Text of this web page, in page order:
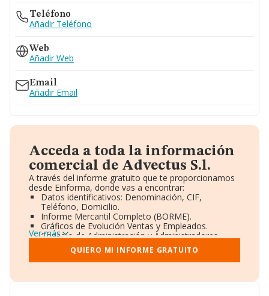
Teléfono
Añadir Teléfono
Web
Añadir Web
Email
Añadir Email
Acceda a toda la información
comercial de Advectus S.l.
A través del informe gratuito que te proporcionamos
desde Einforma, donde vas a encontrar:
Datos identificativos: Denominación, CIF,
Teléfono, Domicilio.
Informe Mercantil Completo (BORME).
Gráficos de Evolución Ventas y Empleados.
Consejo de Administración y Administradores.
Directivos y Ejecutivos.
Accionistas.
Participaciones y Vinculaciones en otras empresas.
Información oficial y registral complementaria.
Ver más
QUIERO MI INFORME GRATUITO